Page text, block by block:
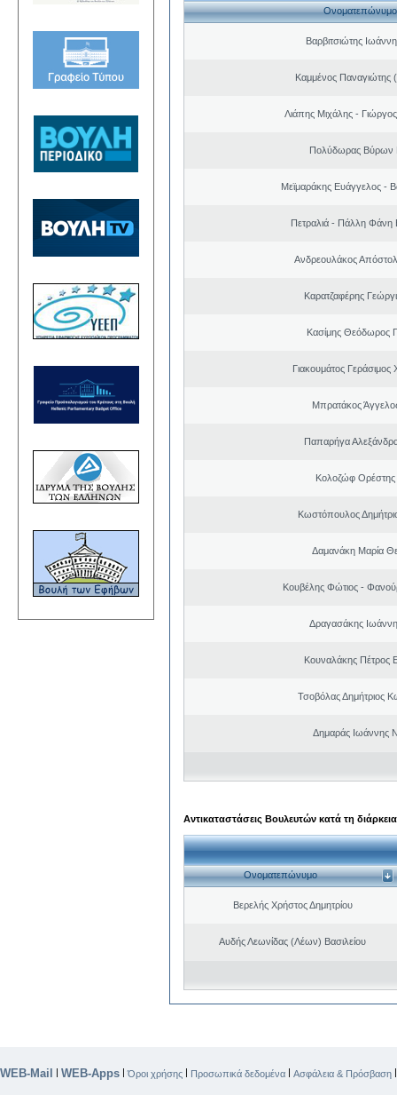
Ονοματεπώνυμο
Βαρβιτσιώτης
Καμμένος Παναγιώτης
Λιάπης Μιχάλης -
Πολύδωρας Βύρων
Μεϊμαράκης Ευάγγελος -
Πετραλιά - Πάλλη Φάνη
Ανδρεουλάκος
Καρατζαφέρης
Κασίμης Θεόδωρος
Γιακουμάτος
Μπρατάκος
Παπαρήγα
Κολοζώφ
Κωστόπουλος
Δαμανάκη Μαρία
Κουβέλης Φώτιος -
Δραγασάκης
Κουναλάκης Πέτρος
Τσοβόλας Δημήτριος
Δημαράς Ιωάννης
Αντικαταστάσεις Βουλευτών κατά τη
Ονοματεπώνυμο
Βερελής Χρήστος Δημητρίου
Αυδής Λεωνίδας (Λέων) Βασιλείου
WEB-Mail | WEB-Apps |Όροι χρήσης | Προσωπικά δεδομένα | Ασφάλεια & Πρόσβαση